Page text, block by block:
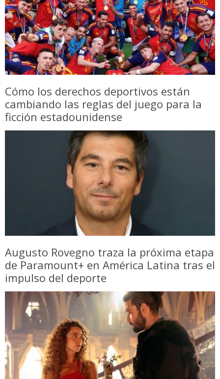
Cómo los derechos deportivos están
cambiando las reglas del juego para la
ficción estadounidense
Augusto Rovegno traza la próxima etapa
de Paramount+ en América Latina tras el
impulso del deporte